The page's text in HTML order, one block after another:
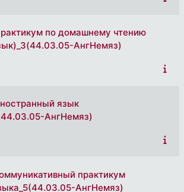
по домашнему чтению
АнгНемяз)
язык
АнгНемяз)
практикум
АнгНемяз)